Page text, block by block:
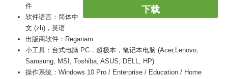
下载
件
软件语言：简体中
文 (zh)，英语
出版商软件：Reganam
小工具：台式电脑 PC，超极本，笔记本电脑 (Acer,Lenovo,
Samsung, MSI, Toshiba, ASUS, DELL, HP)
操作系统：Windows 10 Pro / Enterprise / Education / Home